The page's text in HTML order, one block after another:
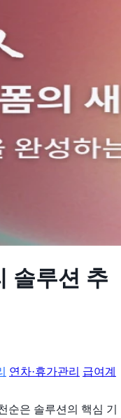
솔루션 추
연차·휴가관리 급여계
순은 솔루션의 핵심 기